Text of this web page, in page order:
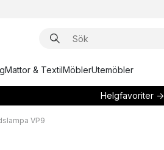
Mattor & TextilMöblerUtemöbler
Helgfavoriter →
VP9